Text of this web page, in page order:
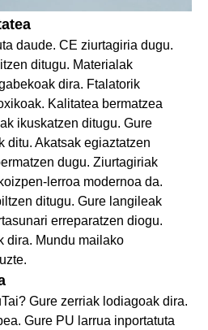
daude. CE ziurtagiria dugu.
ditugu. Materialak
dira. Ftalatorik
Kalitatea bermatzea
ikuskatzen ditugu. Gure
ditu. Akatsak egiaztatzen
dugu. Ziurtagiriak
lerroa modernoa da.
ditugu. Gure langileak
erreparatzen diogu.
dira. Mundu mailako
Gure zerriak lodiagoak dira.
Gure PU larrua inportatuta